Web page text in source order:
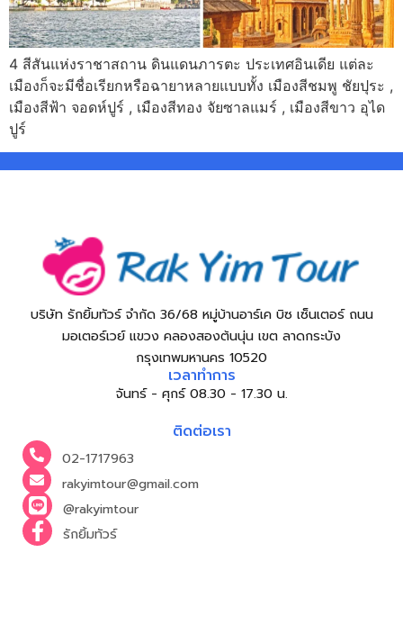
4 สีสันแห่งราชาสถาน ดินแดนภารตะ ประเทศอินเดีย แต่ละ
เมืองก็จะมีชื่อเรียกหรือฉายาหลายแบบทั้ง เมืองสีชมพู ชัยปุระ ,
เมืองสีฟ้า จอดห์ปูร์ , เมืองสีทอง จัยซาลแมร์ , เมืองสีขาว อุได
ปูร์
บริษัท รักยิ้มทัวร์ จำกัด 36/68 หมู่บ้านอาร์เค บิซ เซ็นเตอร์ ถนน
มอเตอร์เวย์ แขวง คลองสองต้นนุ่น เขต ลาดกระบัง
กรุงเทพมหานคร 10520
เวลาทำการ
จันทร์ - ศุกร์ 08.30 - 17.30 น.
ติดต่อเรา
02-1717963
rakyimtour@gmail.com
@rakyimtour
รักยิ้มทัวร์